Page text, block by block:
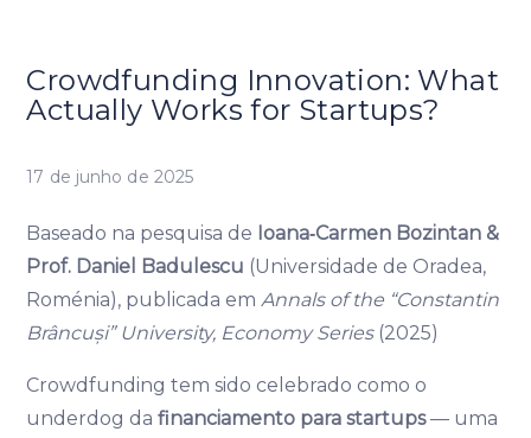
Crowdfunding Innovation: What
Actually Works for Startups?
17 de junho de 2025
Baseado na pesquisa de Ioana‑Carmen Bozintan &
Prof. Daniel Badulescu (Universidade de Oradea,
Roménia), publicada em Annals of the “Constantin
Brâncuși” University, Economy Series(2025)
Crowdfunding tem sido celebrado como o
underdog dafinanciamento para startups— uma